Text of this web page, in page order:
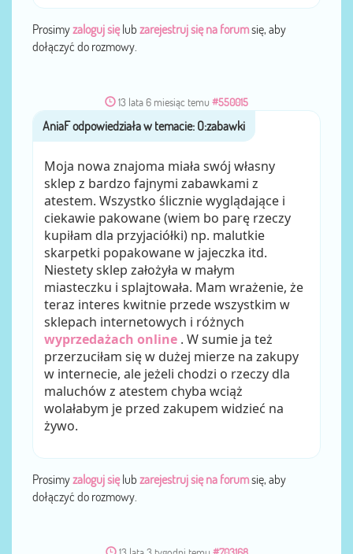
Prosimyzaloguj sięlub zarejestruj się na forumsię, aby
dołączyć do rozmowy.
13 lata 6 miesiąc temu #550015
przezAniaF
Moja nowa znajoma miała swój własny
sklep z bardzo fajnymi zabawkami z
atestem. Wszystko ślicznie wyglądające i
ciekawie pakowane (wiem bo parę rzeczy
kupiłam dla przyjaciółki) np. malutkie
skarpetki popakowane w jajeczka itd.
Niestety sklep założyła w małym
miasteczku i splajtowała. Mam wrażenie, że
teraz interes kwitnie przede wszystkim w
sklepach internetowych i różnych
wyprzedażach online . W sumie ja też
przerzuciłam się w dużej mierze na zakupy
w internecie, ale jeżeli chodzi o rzeczy dla
maluchów z atestem chyba wciąż
wolałabym je przed zakupem widzieć na
żywo.
Prosimyzaloguj sięlub zarejestruj się na forumsię, aby
dołączyć do rozmowy.